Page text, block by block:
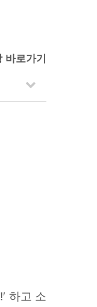
바로가기
하고 소